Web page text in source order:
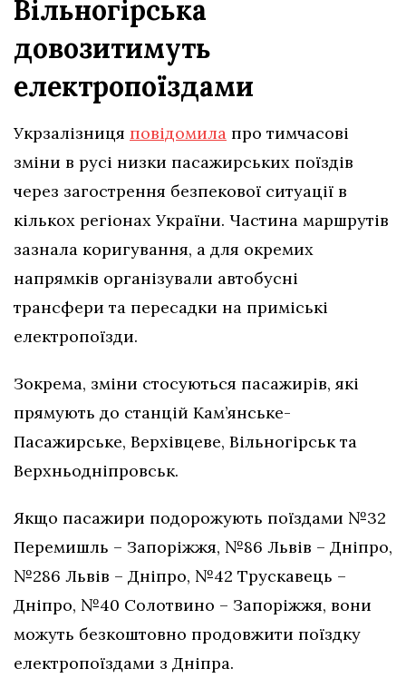
Вільногірська
довозитимуть
електропоїздами
Укрзалізниця повідомила про тимчасові
зміни в русі низки пасажирських поїздів
через загострення безпекової ситуації в
кількох регіонах України. Частина маршрутів
зазнала коригування, а для окремих
напрямків організували автобусні
трансфери та пересадки на приміські
електропоїзди.
Зокрема, зміни стосуються пасажирів, які
прямують до станцій Кам’янське-
Пасажирське, Верхівцеве, Вільногірськ та
Верхньодніпровськ.
Якщо пасажири подорожують поїздами №32
Перемишль – Запоріжжя, №86 Львів – Дніпро,
№286 Львів – Дніпро, №42 Трускавець –
Дніпро, №40 Солотвино – Запоріжжя, вони
можуть безкоштовно продовжити поїздку
електропоїздами з Дніпра.